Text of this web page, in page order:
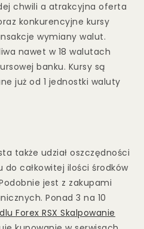
chwili a atrakcyjna oferta
konkurencyjne kursy
wymiany walut.
nawet w 18 walutach
banku. Kursy są
już od 1 jednostki waluty
także udział oszczędności
całkowitej ilości środków
jest z zakupami
Ponad 3 na 10
Forex RSX Skalpowanie